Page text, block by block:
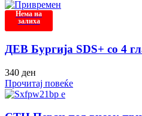
Нема на
залиха
ДЕВ Бургија SDS+ со 4
340 ден
Прочитај повеќе